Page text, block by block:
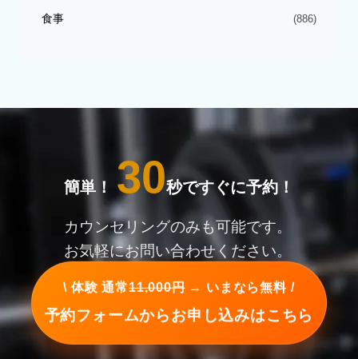
食事 (886)
簡単！ 30秒ですぐに予約！
カウンセリングのみも可能です。
お気軽にお問い合わせください。
\ 体験 通常11,000円→ いまなら無料 /
予約フォームからお申し込みはこちら